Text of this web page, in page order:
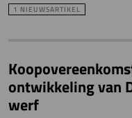
1 NIEUWSARTIKEL
ontwikkeling van
werf